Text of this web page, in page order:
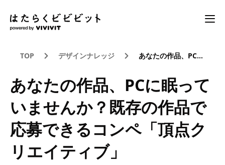
TOP デザインナレッジ あなたの作品、PCに眠っていませんか？既存の作品で応募できるコンペ「頂点クリエイティブ」
あなたの作品、PCに眠って
いませんか？既存の作品で
応募できるコンペ「頂点ク
リエイティブ」